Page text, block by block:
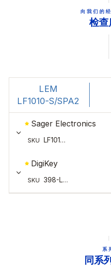
向我们的
检查
系
同系